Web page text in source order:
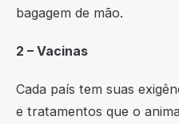
bagagem de mão.
2 – Vacinas
Cada país tem suas
e tratamentos que o